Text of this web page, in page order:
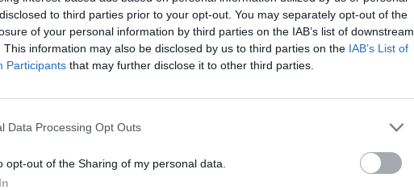
to third parties prior to your opt-out. You may separately opt-out of the
of your personal information by third parties on the IAB’s list of downstream
This information may also be disclosed by us to third parties on the IAB’s List of
Participants that may further disclose it to other third parties.
Data Processing Opt Outs
opt-out of the Sharing of my personal data.
małe zwierzęta Informacje Turystyczne
Recepcja - 24 godziny na dobę
i wymeldowanie
Wielojęzyczny Personel
Zwierzęta domowe są akceptowane